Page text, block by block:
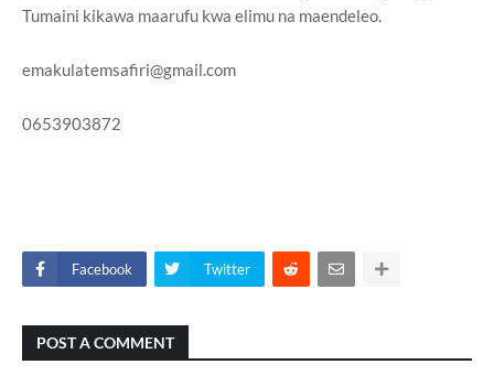
Tumaini kikawa maarufu kwa elimu na maendeleo.
emakulatemsafiri@gmail.com
0653903872
Facebook Twitter
POST A COMMENT